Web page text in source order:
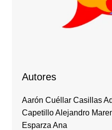
Autores
Aarón Cuéllar Casillas
Capetillo Alejandro
Esparza Ana